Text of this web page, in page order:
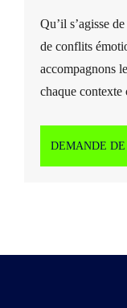
Qu’il s’agisse
de conflits
accompagnons
chaque contexte
DEMANDE DE